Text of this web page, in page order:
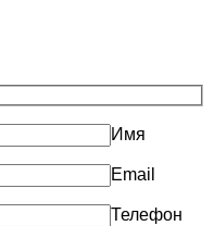
Имя
Email
Телефон